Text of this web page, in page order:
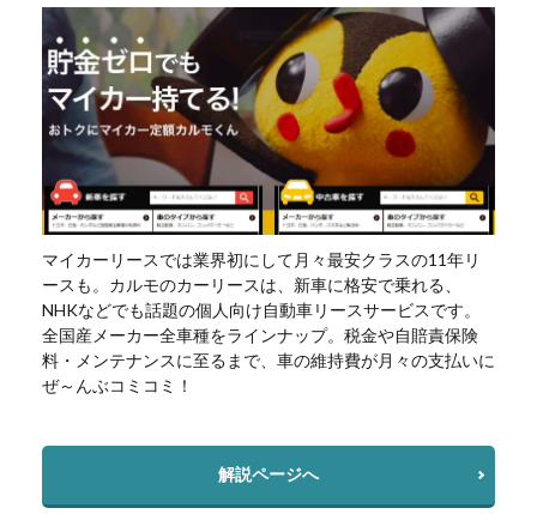
マイカーリースでは業界初にして月々最安クラスの11年リ
ースも。カルモのカーリースは、新車に格安で乗れる、
NHKなどでも話題の個人向け自動車リースサービスです。
全国産メーカー全車種をラインナップ。税金や自賠責保険
料・メンテナンスに至るまで、車の維持費が月々の支払いに
ぜ～んぶコミコミ！
解説ページへ